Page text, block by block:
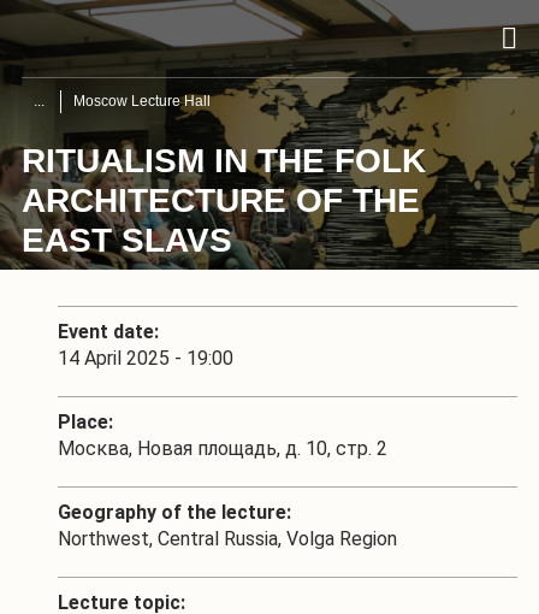
Moscow Lecture Hall
RITUALISM IN THE FOLK
ARCHITECTURE OF THE
EAST SLAVS
Event date:
14 April 2025 - 19:00
Place:
Москва, Новая площадь, д. 10, стр. 2
Geography of the lecture:
Northwest, Central Russia, Volga Region
Lecture topic: